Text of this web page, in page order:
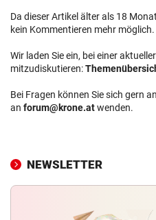
Da dieser Artikel älter als 18
kein Kommentieren mehr möglich.
Wir laden Sie ein, bei einer
mitzudiskutieren:
Bei Fragen können Sie sich gern
an forum@krone.atwenden.
NEWSLETTER